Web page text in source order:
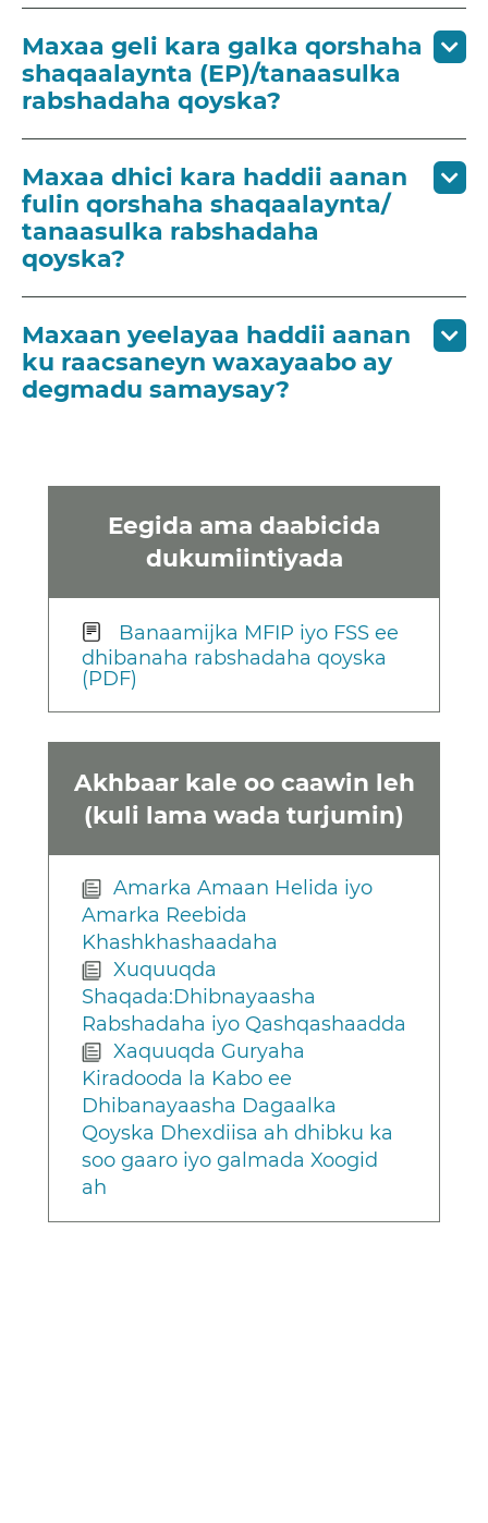
Eegida ama daabicida
dukumiintiyada
Banaamijka MFIP iyo FSS ee
dhibanaha rabshadaha qoyska
(PDF)
Akhbaar kale oo caawin leh
(kuli lama wada turjumin)
Amarka Amaan Helida iyo
Amarka Reebida
Khashkhashaadaha
Xuquuqda
Shaqada:Dhibnayaasha
Rabshadaha iyo Qashqashaadda
Xaquuqda Guryaha
Kiradooda la Kabo ee
Dhibanayaasha Dagaalka
Qoyska Dhexdiisa ah dhibku ka
soo gaaro iyo galmada Xoogid
ah
Maxaa geli kara galka qorshaha
shaqaalaynta (EP)/tanaasulka
rabshadaha qoyska?
Maxaa dhici kara haddii aanan
fulin qorshaha shaqaalaynta/
tanaasulka rabshadaha
qoyska?
Maxaan yeelayaa haddii aanan
ku raacsaneyn waxayaabo ay
degmadu samaysay?